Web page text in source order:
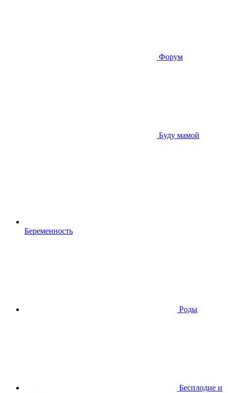
Форум
Буду мамой
Беременность
Роды
Бесплодие и